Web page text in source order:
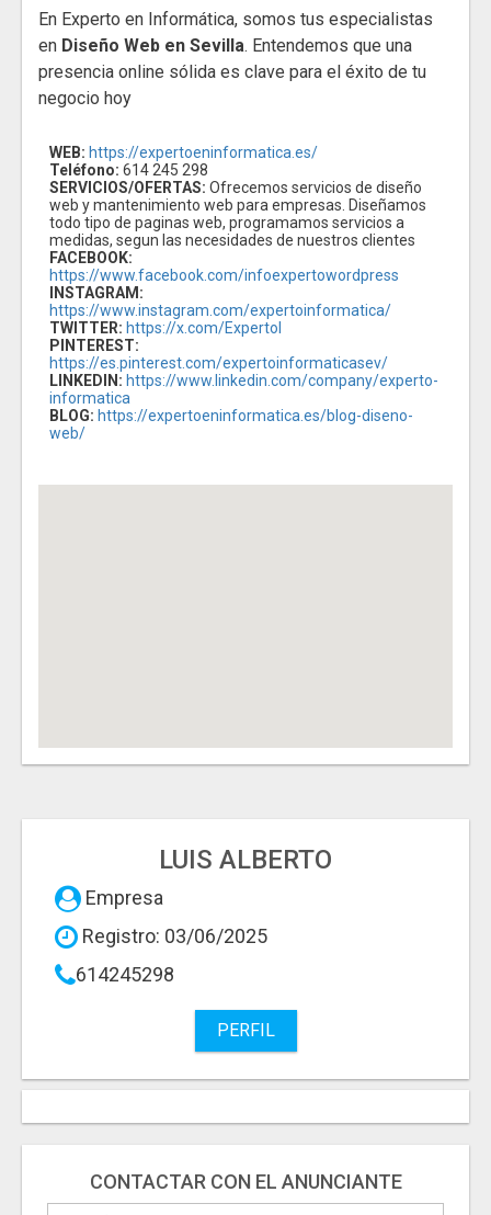
En Experto en Informática, somos tus especialistas
en Diseño Web en Sevilla. Entendemos que una
presencia online sólida es clave para el éxito de tu
negocio hoy
WEB: https://expertoeninformatica.es/
Teléfono: 614 245 298
SERVICIOS/OFERTAS: Ofrecemos servicios de diseño
web y mantenimiento web para empresas. Diseñamos
todo tipo de paginas web, programamos servicios a
medidas, segun las necesidades de nuestros clientes
FACEBOOK:
https://www.facebook.com/infoexpertowordpress
INSTAGRAM:
https://www.instagram.com/expertoinformatica/
TWITTER: https://x.com/ExpertoI
PINTEREST:
https://es.pinterest.com/expertoinformaticasev/
LINKEDIN: https://www.linkedin.com/company/experto-
informatica
BLOG: https://expertoeninformatica.es/blog-diseno-
web/
LUIS ALBERTO
Empresa
Registro: 03/06/2025
614245298
PERFIL
CONTACTAR CON EL ANUNCIANTE